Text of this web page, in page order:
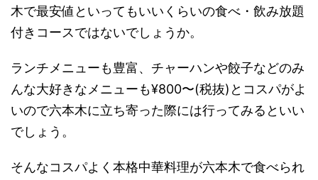
木で最安値といってもいいくらいの食べ・飲み放題
付きコースではないでしょうか。
ランチメニューも豊富、チャーハンや餃子などのみ
んな大好きなメニューも¥800〜(税抜)とコスパがよ
いので六本木に立ち寄った際には行ってみるといい
でしょう。
そんなコスパよく本格中華料理が六本木で食べられ